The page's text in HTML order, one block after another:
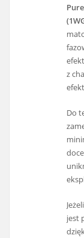
z
Do
jest